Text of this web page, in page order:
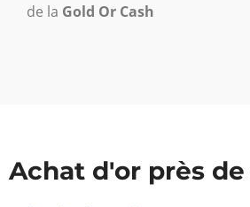
de la Gold Or Cash
Achat d'or près